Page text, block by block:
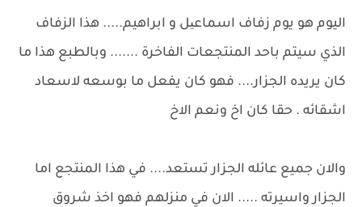
اليوم هو يوم زفاف اسماعیل و ابراهيم..... هذا الزفاف
الذي سيتم باحد المنتجعات الفاخرة ....... وبالطبع هذا ما
كان يريده الجزار.... فهو كان يفعل ما بوسعه لاسعاد
اشقائه . حقا كان اخ ونعم الاخ
والان جميع عائله الجزار تستعد.... في هذا المنتجع اما
الجزار واسيرته ..... الان في منزلهم فهو اخذ شروق